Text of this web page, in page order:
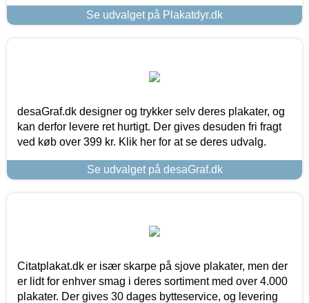
Se udvalget på Plakatdyr.dk
desaGraf.dk designer og trykker selv deres plakater, og
kan derfor levere ret hurtigt. Der gives desuden fri fragt
ved køb over 399 kr. Klik her for at se deres udvalg.
Se udvalget på desaGraf.dk
Citatplakat.dk er især skarpe på sjove plakater, men der
er lidt for enhver smag i deres sortiment med over 4.000
plakater. Der gives 30 dages bytteservice, og levering